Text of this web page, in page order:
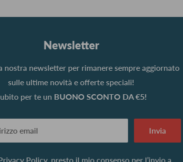
Newsletter
nostra newsletter per rimanere sempre aggiornato
sulle ultime novità e offerte speciali!
per te un BUONO SCONTO DA €5!
email Invia
Policy, presto il mio consenso per l’invio a